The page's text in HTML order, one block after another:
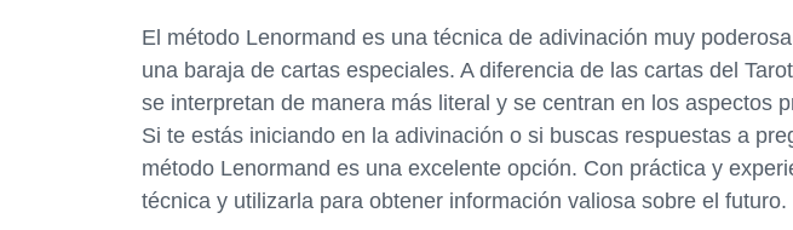
El método Lenormand es una técnica de adivinación muy
una baraja de cartas especiales. A diferencia de las cartas del
se interpretan de manera más literal y se centran en los aspectos
Si te estás iniciando en la adivinación o si buscas respuestas a
método Lenormand es una excelente opción. Con práctica y
técnica y utilizarla para obtener información valiosa sobre el futuro.